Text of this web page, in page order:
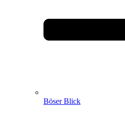
Böser Blick